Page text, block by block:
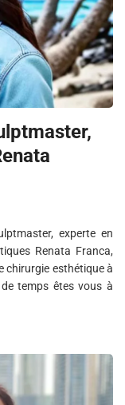
experte en
Renata Franca,
chirurgie esthétique à
temps êtes vous à